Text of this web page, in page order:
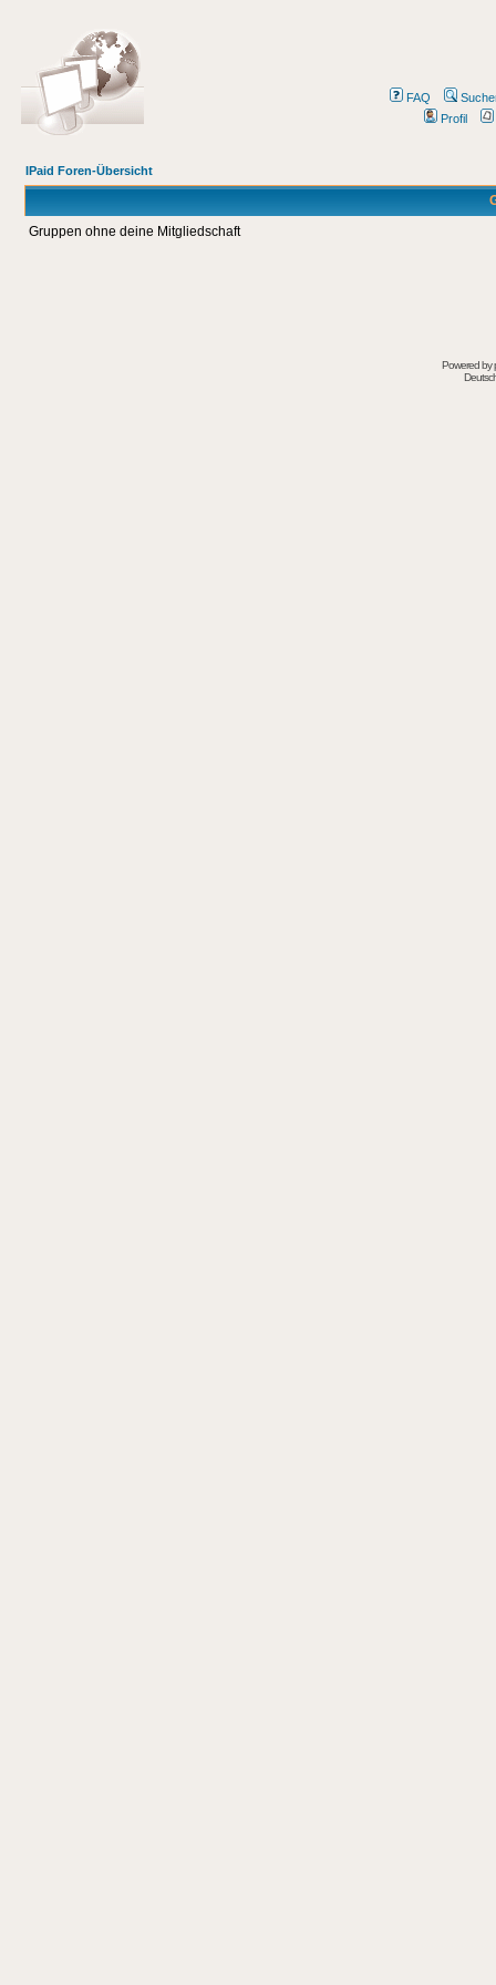
FAQ
Profil
IPaid Foren-Übersicht
Gruppen ohne deine Mitgliedschaft
Powered by